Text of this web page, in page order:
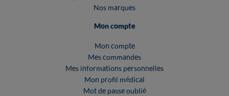
Nos marques
Mon compte
Mon compte
Mes commandes
Mes informations personnelles
Mon profil médical
Mot de passe oublié